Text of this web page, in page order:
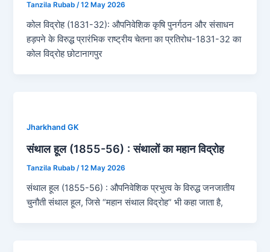
Tanzila Rubab/12 May 2026
कोल विद्रोह (1831-32): औपनिवेशिक कृषि पुनर्गठन और संसाधन
हड़पने के विरुद्ध प्रारंभिक राष्ट्रीय चेतना का प्रतिरोध-1831-32 का
कोल विद्रोह छोटानागपुर
Jharkhand GK
संथाल हूल (1855-56) : संथालों का महान विद्रोह
Tanzila Rubab/12 May 2026
संथाल हूल (1855-56) : औपनिवेशिक प्रभुत्व के विरुद्ध जनजातीय
चुनौती संथाल हूल, जिसे “महान संथाल विद्रोह” भी कहा जाता है,